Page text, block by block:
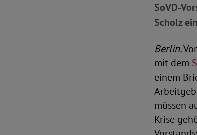
SoVD-
Scholz
Berlin.
mit dem
einem
müssen
Krise